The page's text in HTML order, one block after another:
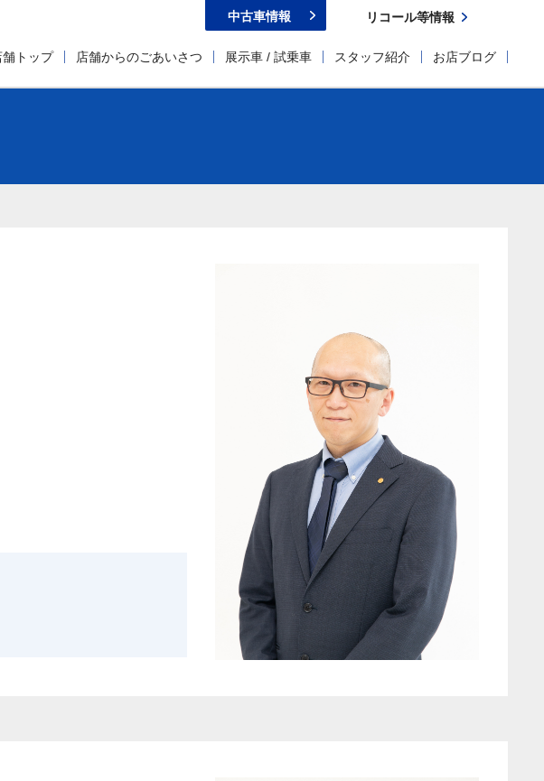
舗トップ 店舗からのごあいさつ 展示車 / 試乗車 スタッフ紹介 お店ブログ
中古車情報 リコール等情報